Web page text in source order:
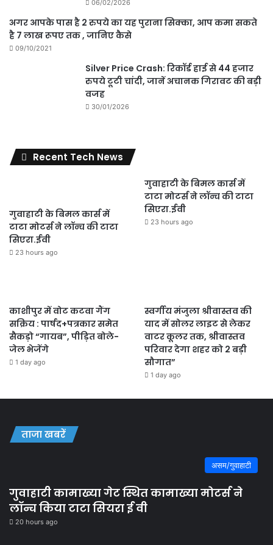
06/02/2026
अगर आपके पास है 2 रुपये का यह पुराना सिक्का, आप कमा सकते
है 7 लाख रूपए तक , जानिए कैसे
09/10/2021
Silver Price Crash: रिकॉर्ड हाई से 44 हजार
रुपये टूटी चांदी, जानें अचानक गिरावट की बड़ी
वजह
30/01/2026
Recent Tech News
गुवाहाटी के बिमल कार्स में
टाटा मोटर्स ने लॉन्च की टाटा
सिएरा.ईवी
23 hours ago
गुवाहाटी के बिमल कार्स में
टाटा मोटर्स ने लॉन्च की टाटा
सिएरा.ईवी
23 hours ago
काशीपुर में वोट कटवा गैंग
सक्रिय : पार्षद+पत्रकार समेत
सैकड़ो “गायब”, पीड़ित बोले-
जेल भेजेंगे
1 day ago
स्वर्गीय मंजुला श्रीवास्तव की
याद में सोलर लाइट से लेकर
वाटर कूलर तक, श्रीवास्तव
परिवार देगा शहर को 2 बड़ी
सौगात”
1 day ago
ताजा खबरें
असम/गुवाहाटी
गुवाहाटी कामाख्या गेट स्थित कामाख्या मोटर्स ने
लॉन्च किया टाटा सियरा ई वी
20 hours ago